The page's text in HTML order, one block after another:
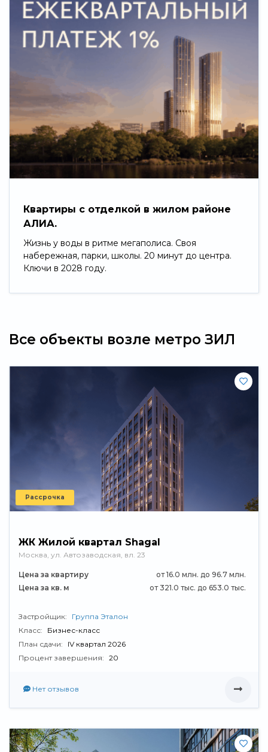
Квартиры с отделкой в жилом районе
АЛИА.
Жизнь у воды в ритме мегаполиса. Своя
набережная, парки, школы. 20 минут до центра.
Ключи в 2028 году.
Все объекты возле метро ЗИЛ
Рассрочка
ЖК Жилой квартал Shagal
Москва, ул. Автозаводская, вл. 23
Цена за квартиру
от 16.0 млн. до 96.7 млн.
Цена за кв. м
от 321.0 тыс. до 653.0 тыс.
Застройщик:
Группа Эталон
Класс:
Бизнес-класс
План сдачи:
IV квартал 2026
Процент завершения: 20
Нет отзывов